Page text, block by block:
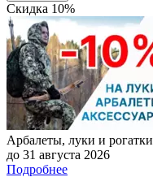
Скидка 10%
Арбалеты, луки и рогатки
до 31 августа 2026
Подробнее